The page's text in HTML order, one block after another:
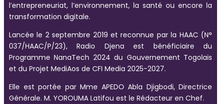
l’entrepreneuriat, l’environnement, la santé ou encore la
transformation digitale.
Lancée le 2 septembre 2019 et reconnue par la HAAC (N°
037/HAAC/P/23), Radio Djena est bénéficiaire du
Programme NanaTech 2024 du Gouvernement Togolais
et du Projet MediAos de CFI Media 2025-2027.
Elle est portée par Mme APEDO Abla Djigbodi, Directrice
Générale. M. YOROUMA Latifou est le Rédacteur en Chef.